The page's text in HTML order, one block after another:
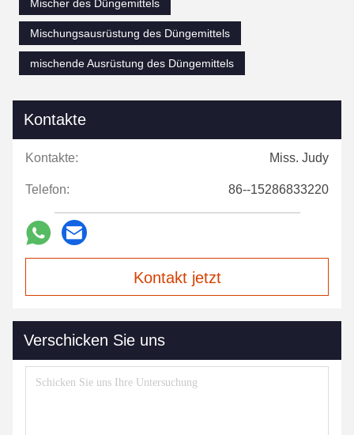
Mischer des Düngemittels
Mischungsausrüstung des Düngemittels
mischende Ausrüstung des Düngemittels
Kontakte
Kontakte: Miss. Judy
Telefon: 86--15286833220
Kontakt jetzt
Verschicken Sie uns